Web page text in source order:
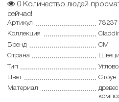
0 Количество людей
сейчас!
Артикул
78237
Коллекция
Бренд
CM
Страна
Тип
Цвет
Стоун
Материал